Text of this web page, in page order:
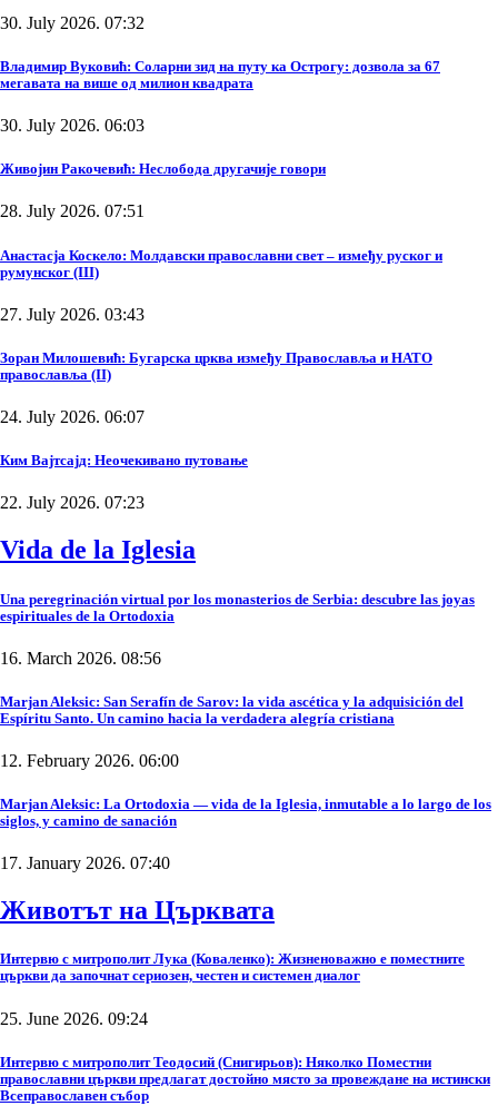
30. July 2026. 07:32
Владимир Вуковић: Соларни зид на путу ка Острогу: дозвола за 67
мегавата на више од милион квадрата
30. July 2026. 06:03
Живојин Ракочевић: Неслобода другачије говори
28. July 2026. 07:51
Анастасја Коскело: Молдавски православни свет – између руског и
румунског (III)
27. July 2026. 03:43
Зоран Милошевић: Бугарска црква између Православља и НАТО
православља (II)
24. July 2026. 06:07
Ким Вајтсајд: Неочекивано путовање
22. July 2026. 07:23
Vida de la Iglesia
Una peregrinación virtual por los monasterios de Serbia: descubre las joyas
espirituales de la Ortodoxia
16. March 2026. 08:56
Marjan Aleksic: San Serafín de Sarov: la vida ascética y la adquisición del
Espíritu Santo. Un camino hacia la verdadera alegría cristiana
12. February 2026. 06:00
Marjan Aleksic: La Ortodoxia — vida de la Iglesia, inmutable a lo largo de los
siglos, y camino de sanación
17. January 2026. 07:40
Животът на Църквата
Интервю с митрополит Лука (Коваленко): Жизненоважно е поместните
църкви да започнат сериозен, честен и системен диалог
25. June 2026. 09:24
Интервю с митрополит Теодосий (Снигирьов): Няколко Поместни
православни църкви предлагат достойно място за провеждане на истински
Всеправославен събор